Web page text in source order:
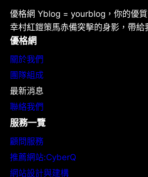
優格網 Yblog = yourblog，你的優
幸村紅鎧策馬赤備突擊的身影，帶給
優格網
關於我們
團隊組成
最新消息
聯絡我們
服務一覽
顧問服務
推薦網站:CyberQ
網站設計與建構